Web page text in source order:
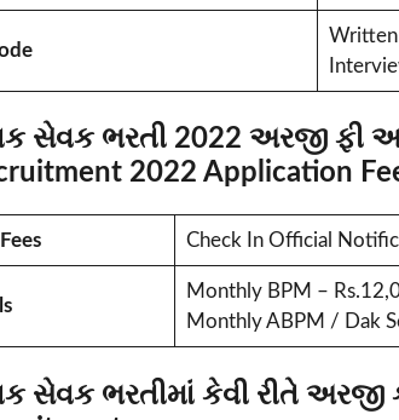
Written
સેવક ભરતી 2022 અરજી ફી
2022 Application
Check In Official
Monthly BPM –
Monthly ABPM / Dak
સેવક ભરતીમાં કેવી રીતે